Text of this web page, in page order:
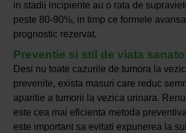
in stadii incipiente au o rata de
peste 80-90%, in timp ce formele
prognostic rezervat.
Preventie si stil de viata
Desi nu toate cazurile de tumora la
prevenite, exista masuri care reduc
aparitie a tumorii la vezica urinara.
este cea mai eficienta metoda
este important sa evitati expunerea la